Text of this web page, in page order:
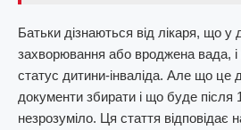
Батьки дізнаються від лікаря, що у
захворювання або вроджена вада,
статус дитини-інваліда. Але що це
документи збирати і що буде після
незрозуміло. Ця стаття відповідає